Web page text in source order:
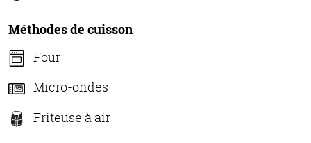
Méthodes de cuisson
Four
Micro-ondes
Friteuse à air